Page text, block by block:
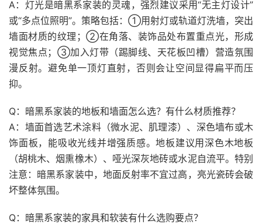
A：灯光是暗黑系家装的灵魂，强烈建议采用“无主灯设计”
或“多点位照明”。策略包括：①用射灯或轨道灯洗墙，突出
墙面材质的纹理；②在角落、装饰品处布置重点光，形成
视觉焦点；③加入灯带（踢脚线、天花板凹槽）营造氛围
漫反射。避免单一顶灯直射，否则会让空间显得扁平而压
抑。
Q：暗黑系家装的地板和墙面怎么选？有什么材质推荐？
A：墙面首选艺术涂料（微水泥、肌理漆）、深色墙布或木
饰面板，能吸收光线并增强质感。地板建议用深色木地板
（胡桃木、烟熏橡木）、哑光深灰地砖或水泥自流平。特别
注意：暗黑系家装中，地面反射率不宜过高，亮光瓷砖会破
坏整体氛围。
Q：暗黑系家装的家具和软装有什么选购要点？